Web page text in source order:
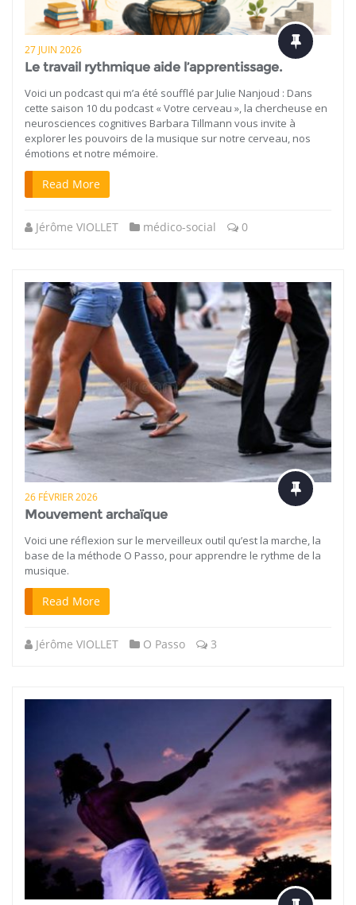
27 JUIN 2026
Le travail rythmique aide l’apprentissage.
Voici un podcast qui m’a été soufflé par Julie Nanjoud : Dans
cette saison 10 du podcast « Votre cerveau », la chercheuse en
neurosciences cognitives Barbara Tillmann vous invite à
explorer les pouvoirs de la musique sur notre cerveau, nos
émotions et notre mémoire.
Read More
Jérôme VIOLLET médico-social 0
26 FÉVRIER 2026
Mouvement archaïque
Voici une réflexion sur le merveilleux outil qu’est la marche, la
base de la méthode O Passo, pour apprendre le rythme de la
musique.
Read More
Jérôme VIOLLET O Passo 3